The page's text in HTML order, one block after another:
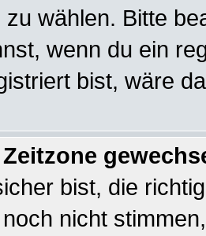
wählen. Bitte
wenn du ein
bist, wäre
bist, die
nicht